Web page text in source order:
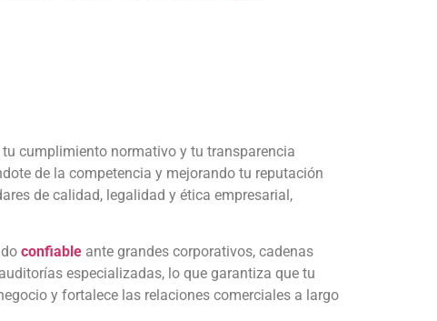
tu cumplimiento normativo y tu transparencia
de la competencia y mejorando tu reputación
de calidad, legalidad y ética empresarial,
confiable ante grandes corporativos, cadenas
especializadas, lo que garantiza que tu
y fortalece las relaciones comerciales a largo